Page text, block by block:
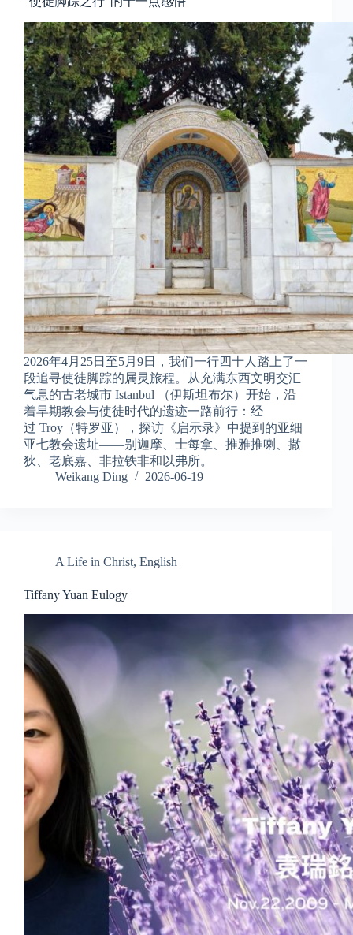
2026年4月25日至5月9日，我们一行四十人踏上了一
段追寻使徒脚踪的属灵旅程。从充满东西文明交汇
气息的古老城市 Istanbul （伊斯坦布尔）开始，沿
着早期教会与使徒时代的遗迹一路前行：经
过 Troy（特罗亚），探访《启示录》中提到的亚细
亚七教会遗址——别迦摩、士每拿、推雅推喇、撒
狄、老底嘉、非拉铁非和以弗所。
Weikang Ding
2026-06-19
A Life in Christ, English
Tiffany Yuan Eulogy